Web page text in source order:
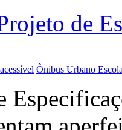
de
Ônibus Urbano